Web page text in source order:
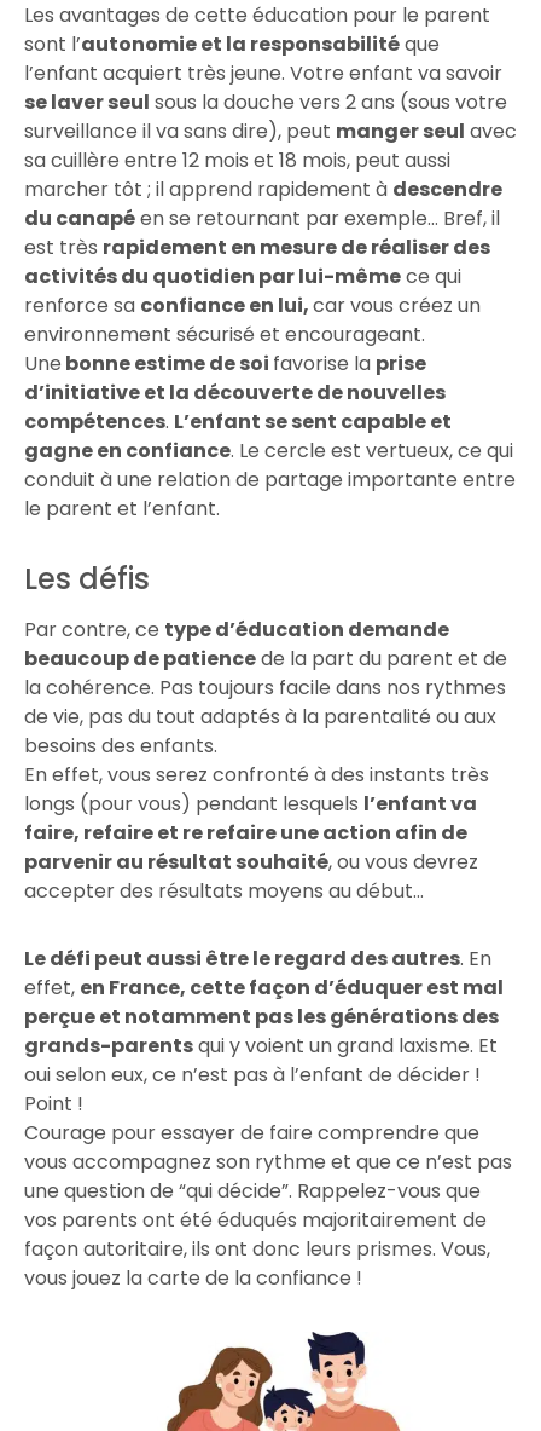
Les avantages de cette éducation pour le parent
sont l’autonomie et la responsabilitéque
l’enfant acquiert très jeune. Votre enfant va savoir
se laver seul sous la douche vers 2 ans (sous votre
surveillance il va sans dire), peut manger seul avec
sa cuillère entre 12 mois et 18 mois, peut aussi
marcher tôt ; il apprend rapidement à descendre
du canapéen se retournant par exemple… Bref, il
est très rapidement en mesure de réaliser des
activités du quotidien par lui-mêmece qui
renforce sa confiance en lui,car vous créez un
environnement sécurisé et encourageant.
Une bonne estime de soi favorise la prise
d’initiative et la découverte de nouvelles
compétences. L’enfant se sent capable et
gagne en confiance. Le cercle est vertueux, ce qui
conduit à une relation de partage importante entre
le parent et l’enfant.
Les défis
Par contre, ce type d’éducation demande
beaucoup de patiencede la part du parent et de
la cohérence. Pas toujours facile dans nos rythmes
de vie, pas du tout adaptés à la parentalité ou aux
besoins des enfants.
En effet, vous serez confronté à des instants très
longs (pour vous) pendant lesquels l’enfant va
faire, refaire et re refaire une action afin de
parvenir au résultat souhaité, ou vous devrez
accepter des résultats moyens au début…
Le défi peut aussi être le regard des autres. En
effet, en France, cette façon d’éduquer est mal
perçue et notamment pas les générations des
grands-parentsqui y voient un grand laxisme. Et
oui selon eux, ce n’est pas à l’enfant de décider !
Point !
Courage pour essayer de faire comprendre que
vous accompagnez son rythme et que ce n’est pas
une question de “qui décide”. Rappelez-vous que
vos parents ont été éduqués majoritairement de
façon autoritaire, ils ont donc leurs prismes. Vous,
vous jouez la carte de la confiance !